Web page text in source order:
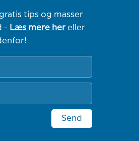
tips og masser
- Læs mere hereller
Send